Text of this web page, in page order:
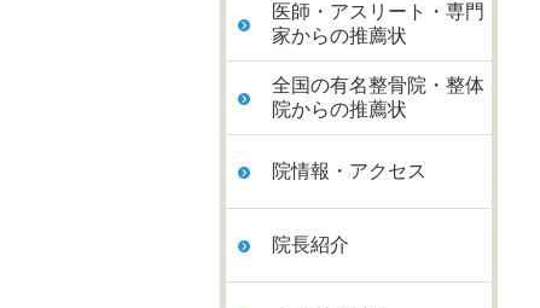
医師・アスリート・専門
家からの推薦状
全国の有名整骨院・整体
院からの推薦状
院情報・アクセス
院長紹介